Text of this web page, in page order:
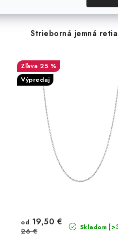
Strieborná jemná
25 %
Výpredaj
Skladom
od 19,50 €
26 €